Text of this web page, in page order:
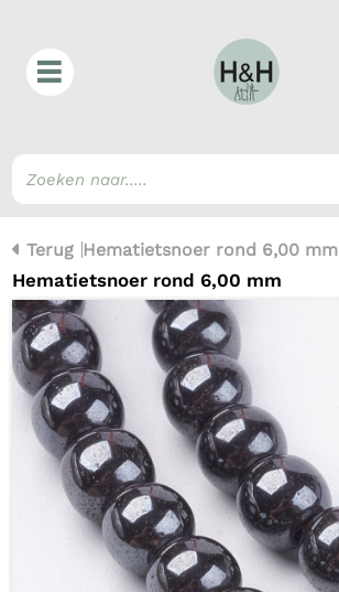
Terug Hematietsnoer rond 6,00 mm
Hematietsnoer rond 6,00 mm